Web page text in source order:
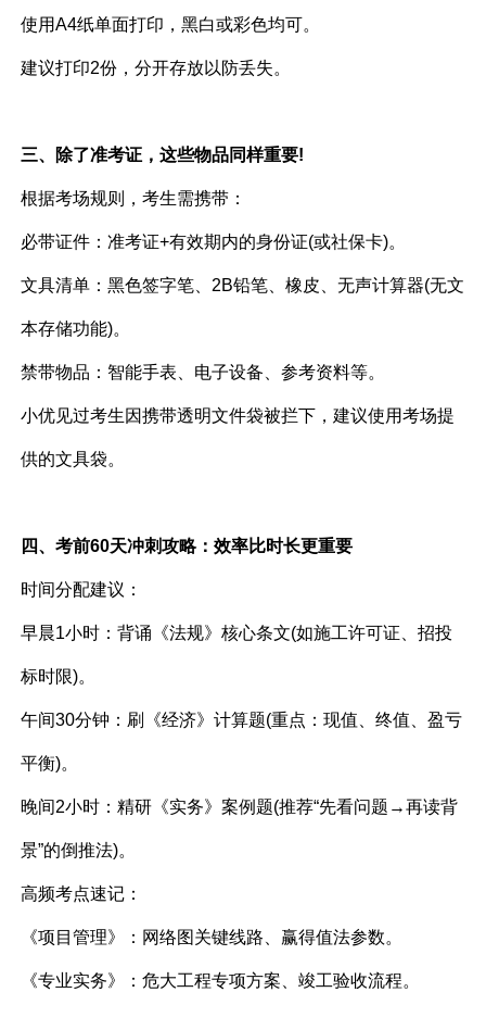
使用A4纸单面打印，黑白或彩色均可。
建议打印2份，分开存放以防丢失。
三、除了准考证，这些物品同样重要!
根据考场规则，考生需携带：
必带证件：准考证+有效期内的身份证(或社保卡)。
文具清单：黑色签字笔、2B铅笔、橡皮、无声计算器(无文
本存储功能)。
禁带物品：智能手表、电子设备、参考资料等。
小优见过考生因携带透明文件袋被拦下，建议使用考场提
供的文具袋。
四、考前60天冲刺攻略：效率比时长更重要
时间分配建议：
早晨1小时：背诵《法规》核心条文(如施工许可证、招投
标时限)。
午间30分钟：刷《经济》计算题(重点：现值、终值、盈亏
平衡)。
晚间2小时：精研《实务》案例题(推荐“先看问题→再读背
景”的倒推法)。
高频考点速记：
《项目管理》：网络图关键线路、赢得值法参数。
《专业实务》：危大工程专项方案、竣工验收流程。